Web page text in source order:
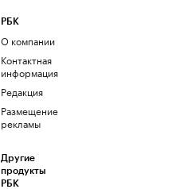
РБК
О компании
Контактная
информация
Редакция
Размещение
рекламы
Другие
продукты
РБК